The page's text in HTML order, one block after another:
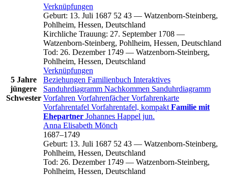
5 Jahre
jüngere
Schwester
Verknüpfungen
Geburt: 13. Juli 1687 52 43 — Watzenborn-Steinberg,
Pohlheim, Hessen, Deutschland
Kirchliche Trauung: 27. September 1708 —
Watzenborn-Steinberg, Pohlheim, Hessen, Deutschland
Tod: 26. Dezember 1749 — Watzenborn-Steinberg,
Pohlheim, Hessen, Deutschland
Verknüpfungen
Beziehungen Familienbuch Interaktives
Sanduhrdiagramm Nachkommen Sanduhrdiagramm
Vorfahren VorfahrenfächerVorfahrenkarte
Vorfahrentafel Vorfahrentafel, kompakt Familie mit
Ehepartner Johannes Happel jun.
Anna Elisabeth Mönch
1687–1749
Geburt: 13. Juli 1687 52 43 — Watzenborn-Steinberg,
Pohlheim, Hessen, Deutschland
Tod: 26. Dezember 1749 — Watzenborn-Steinberg,
Pohlheim, Hessen, Deutschland